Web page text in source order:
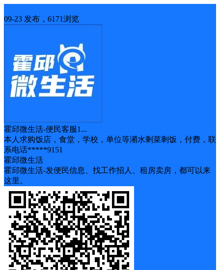
09-23 发布，6171浏览
霍邱微生活-便民客服1...
本人求购饭店，食堂，学校，单位等潲水剩菜剩饭，付费，联
系电话*****9151
霍邱微生活
霍邱微生活-发便民信息、找工作招人、租房卖房，都可以来
这里。